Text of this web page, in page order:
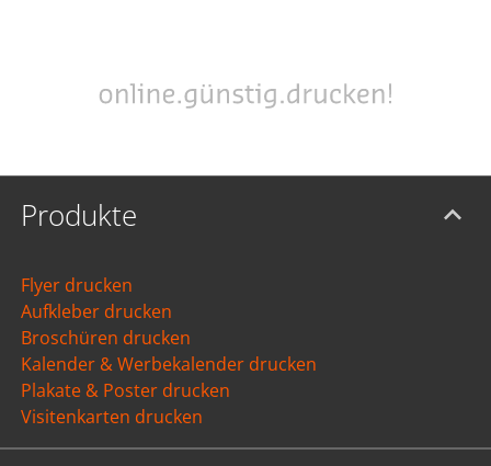
Produkte
Flyer drucken
Aufkleber drucken
Broschüren drucken
Kalender & Werbekalender drucken
Plakate & Poster drucken
Visitenkarten drucken